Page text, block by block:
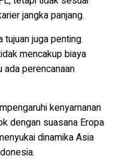
jangka panjang.
tujuan juga penting.
mencakup biaya
perencanaan
kenyamanan
dengan suasana Eropa
dinamika Asia